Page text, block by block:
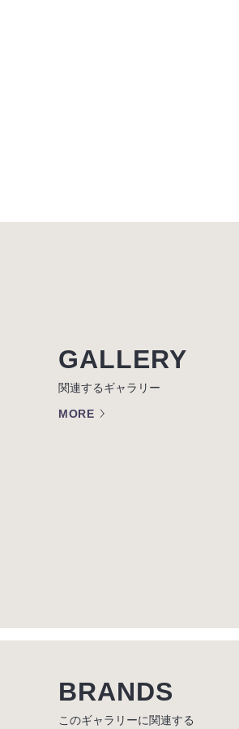
GALLERY
関連するギャラリー
MORE
BRANDS
このギャラリーに関連する